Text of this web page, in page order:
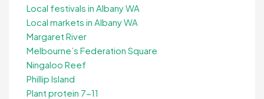
Local festivals in Albany WA
Local markets in Albany WA
Margaret River
Melbourne’s Federation Square
Ningaloo Reef
Phillip Island
Plant protein 7-11